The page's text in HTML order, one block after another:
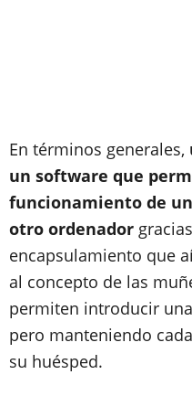
En términos generales,
un software que
funcionamiento de
otro ordenador
encapsulamiento que
al concepto de las
permiten introducir
pero manteniendo
su huésped.